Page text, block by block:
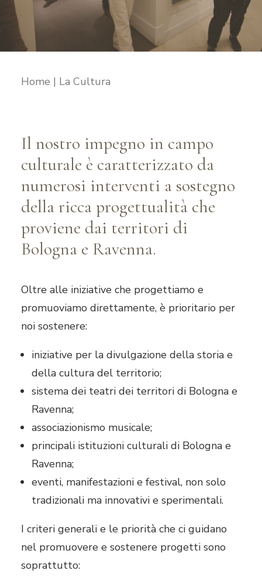
Home La Cultura
Il nostro impegno in campo
culturale è caratterizzato da
numerosi interventi a sostegno
della ricca progettualità che
proviene dai territori di
Bologna e Ravenna.
Oltre alle iniziative che progettiamo e
promuoviamo direttamente, è prioritario per
noi sostenere:
iniziative per la divulgazione della storia e
della cultura del territorio;
sistema dei teatri dei territori di Bologna e
Ravenna;
associazionismo musicale;
principali istituzioni culturali di Bologna e
Ravenna;
eventi, manifestazioni e festival, non solo
tradizionali ma innovativi e sperimentali.
I criteri generali e le priorità che ci guidano
nel promuovere e sostenere progetti sono
soprattutto: